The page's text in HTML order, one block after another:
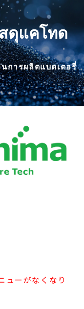
ดุแคโทด
การผลิตแบตเตอรี่
ューがなくなり